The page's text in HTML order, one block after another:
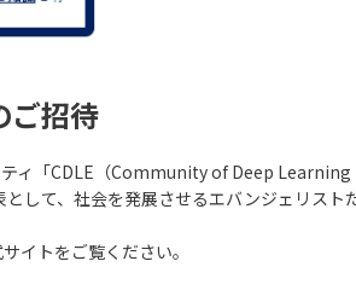
ご招待
ィ「CDLE（Community of Deep
して、社会を発展させるエバンジェリス
イトをご覧ください。